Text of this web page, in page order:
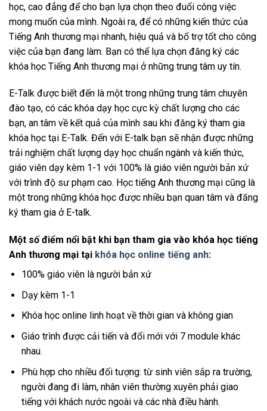
học, cao đẳng để cho bạn lựa chọn theo đuổi công việc
mong muốn của mình. Ngoài ra, để có những kiến thức của
Tiếng Anh thương mại nhanh, hiệu quả và bổ trợ tốt cho công
việc của bạn đang làm. Bạn có thể lựa chọn đăng ký các
khóa học Tiếng Anh thương mại ở những trung tâm uy tín.
E-Talk được biết đến là một trong những trung tâm chuyên
đào tạo, có các khóa dạy học cực kỳ chất lượng cho các
bạn, an tâm về kết quả của mình sau khi đăng ký tham gia
khóa học tại E-Talk. Đến với E-talk bạn sẽ nhận được những
trải nghiệm chất lượng dạy học chuẩn ngành và kiến thức,
giáo viên dạy kèm 1-1 với 100% là giáo viên người bản xứ
với trình độ sư phạm cao. Học tiếng Anh thương mại cũng là
một trong những khóa học được nhiều bạn quan tâm và đăng
ký tham gia ở E-talk.
Một số điểm nổi bật khi bạn tham gia vào khóa học tiếng
Anh thương mại tại khóa học online tiếng anh:
100% giáo viên là người bản xứ
Dạy kèm 1-1
Khóa học online linh hoạt về thời gian và không gian
Giáo trình được cải tiến và đổi mới với 7 module khác
nhau.
Phù hợp cho nhiều đối tượng: từ sinh viên sắp ra trường,
người đang đi làm, nhân viên thường xuyên phải giao
tiếng với khách nước ngoài và các nhà điều hành.